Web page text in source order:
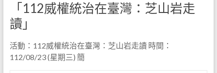
「112威權統治在臺灣：芝山岩走
讀」
活動：112威權統治在臺灣：芝山岩走讀 時間：
112/08/23 (星期三) 簡